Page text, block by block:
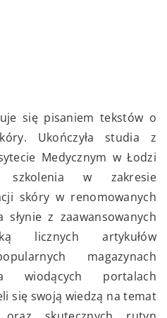
się pisaniem tekstów o
Ukończyła studia z
Medycznym w Łodzi
w zakresie
skóry w renomowanych
z zaawansowanych
licznych artykułów
magazynach
wiodących portalach
się swoją wiedzą na temat